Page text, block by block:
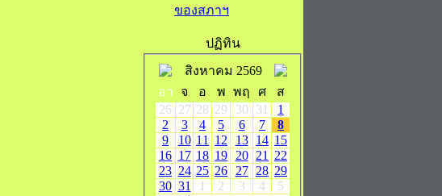
ของสภาฯ
ปฏิทิน
สิงหาคม 2569
อา
จ อ พ พฤ ศ
ส
26 27 28 29 30 31
1
2
3 4 5 6 7
8
9
10 11 12 13 14 15
16 17 18 19 20 21
22
23 24 25 26 27 28 29
30 31 1 2 3 4
5